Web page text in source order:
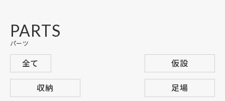
PARTS
パーツ
全て 仮設
収納 足場